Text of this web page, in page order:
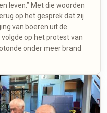
leven.” Met die woorden
op het gesprek dat zij
van boeren uit de
op het protest van
onder meer brand